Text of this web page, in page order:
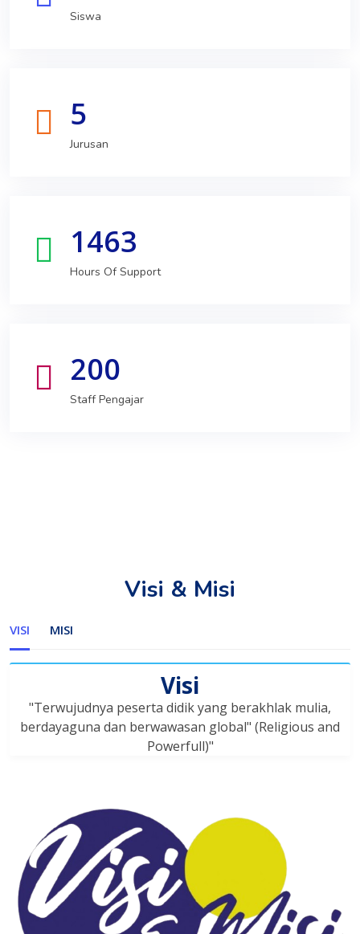
Siswa
5
Jurusan
1463
Hours Of Support
200
Staff Pengajar
Visi & Misi
VISI MISI
Visi
"Terwujudnya peserta didik yang berakhlak mulia,
berdayaguna dan berwawasan global" (Religious and
Powerfull)"